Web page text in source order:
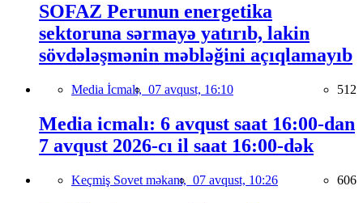
SOFAZ Perunun energetika
sektoruna sərmayə yatırıb, lakin
sövdələşmənin məbləğini açıqlamayıb
Media İcmalı, 07 avqust, 16:10 512
Media icmalı: 6 avqust saat 16:00-dan
7 avqust 2026-cı il saat 16:00-dək
Keçmiş Sovet məkanı, 07 avqust, 10:26 606